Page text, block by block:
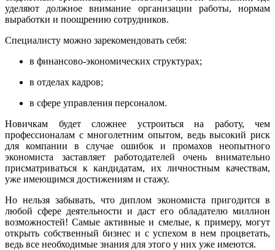
уделяют должное внимание организации работы, нормам
выработки и поощрению сотрудников.
Специалисту можно зарекомендовать себя:
в финансово-экономических структурах;
в отделах кадров;
в сфере управления персоналом.
Новичкам будет сложнее устроиться на работу, чем
профессионалам с многолетним опытом, ведь высокий риск
для компании в случае ошибок и промахов неопытного
экономиста заставляет работодателей очень внимательно
присматриваться к кандидатам, их личностным качествам,
уже имеющимся достижениям и стажу.
Но нельзя забывать, что диплом экономиста пригодится в
любой сфере деятельности и даст его обладателю миллион
возможностей! Самые активные и смелые, к примеру, могут
открыть собственный бизнес и с успехом в нем процветать,
ведь все необходимые знания для этого у них уже имеются.